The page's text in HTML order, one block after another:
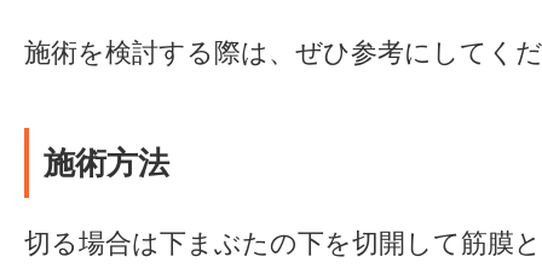
施術を検討する際は、ぜひ参考にしてく
施術方法
切る場合は下まぶたの下を切開して筋膜